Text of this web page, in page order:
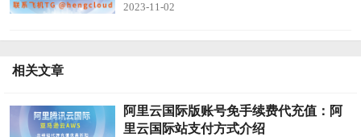
2023-11-02
相关文章
阿里云国际版账号免手续费代充值：阿
里云国际站支付方式介绍